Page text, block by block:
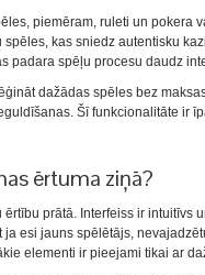
piemēram, ruleti un pokera
kas sniedz autentisku
padara spēļu procesu daudz
dažādas spēles bez
Šī funkcionalitāte ir
ērtuma ziņā?
prātā. Interfeiss ir intuitīvs
esi jauns spēlētājs,
elementi ir pieejami tikai ar